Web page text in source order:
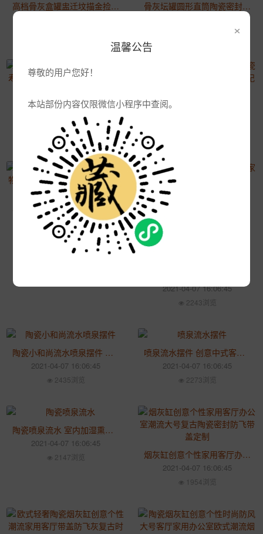
×
温馨公告
尊敬的用户您好！
本站部份内容仅限微信小程序中查阅。
高档骨灰盒罐盅迁坟描金捡骨坛景德镇乌金陶瓷器寿盒棺材男女用款 骨灰坛罐圆形直筒陶瓷密封骨灰罐子骨灰盅男女款高档骨灰盒防潮盒
骨灰盒陶瓷景德镇小号男女款寿盒迁坟捡骨坛罐棺材防腐丧葬骨灰坛
2021-04-07 16:06:45
2108浏览
哥窑宠物骨灰通用存储密封动物纪念罐宠物骨灰盒猫咪狗狗防潮陶瓷
2021-04-07 16:06:45
2081浏览
2021-04-07 16:06:45
2243浏览
陶瓷小和尚流水喷泉摆件 室内加湿喷泉摆件
2021-04-07 16:06:45
2435浏览
喷泉流水摆件 创意中式客厅风水轮摆件 店铺招财开业礼品
2021-04-07 16:06:45
2273浏览
陶瓷喷泉流水 室内加湿熏香陶瓷喷泉 定制别墅高档场所喷泉摆件
2021-04-07 16:06:45
2147浏览 烟灰缸创意个性家用客厅办公室潮流大号复古陶瓷密封防飞带盖定制
2021-04-07 16:06:45
1954浏览